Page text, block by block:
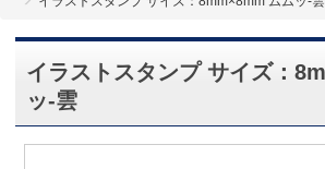
イラストスタンプ サイズ：
ッ-雲